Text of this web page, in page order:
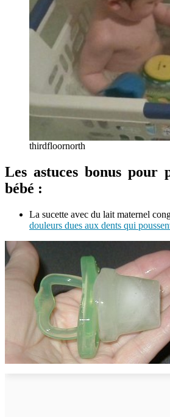
thirdfloornorth
Les astuces bonus pour
bébé :
La sucette avec du lait maternel
douleurs dues aux dents qui